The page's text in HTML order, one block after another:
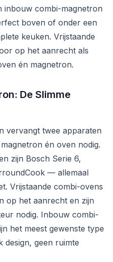
inbouw combi-magnetron
boven of onder een
keuken. Vrijstaande
op het aanrecht als
én magnetron.
De Slimme
vervangt twee apparaten
én oven nodig.
zijn Bosch Serie 6,
— allemaal
Vrijstaande combi-ovens
op het aanrecht en zijn
nodig. Inbouw combi-
het meest gewenste type
design, geen ruimte